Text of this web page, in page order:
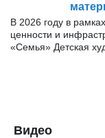
В 2026 году в
ценности и
«Семья» Детская
Видео